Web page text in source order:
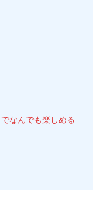
なんでも楽しめる